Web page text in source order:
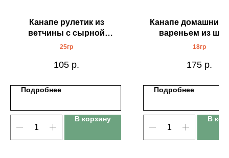
Канапе рулетик из
ветчины с сырной
начинкой
25гр
105 р.
Подробнее
В корзину
Канапе домашний
вареньем из
18гр
175 р.
Подробнее
В